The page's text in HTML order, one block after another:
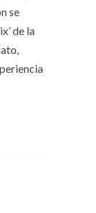
se
de la